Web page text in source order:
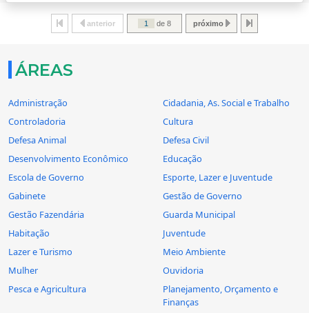
anterior de 8 próximo
ÁREAS
Administração
Cidadania, As. Social e Trabalho
Controladoria
Cultura
Defesa Animal
Defesa Civil
Desenvolvimento Econômico
Educação
Escola de Governo
Esporte, Lazer e Juventude
Gabinete
Gestão de Governo
Gestão Fazendária
Guarda Municipal
Habitação
Juventude
Lazer e Turismo
Meio Ambiente
Mulher
Ouvidoria
Pesca e Agricultura
Planejamento, Orçamento e
Finanças